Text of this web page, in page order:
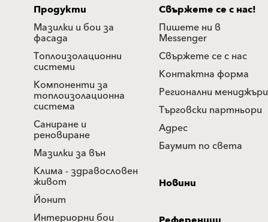
Продукти
Мазилки и бои за
фасада
Топлоизолационни
системи
Компоненти за
топлоизолационна
система
Саниране и
реновиране
Мазилки за вън
Клима - здравословен
живот
Йонит
Интериорни бои
Свържете се с нас!
Пишете ни в
Messenger
Свържете се с нас
Контактна форма
Регионални мениджъри
Търговски партньори
Адрес
Баумит по света
Новини